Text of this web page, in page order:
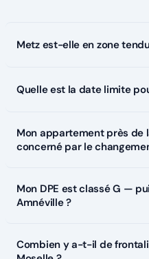
Metz est-elle en zone
Quelle est la date limite
Mon appartement près de
concerné par le
Mon DPE est classé G —
Amnéville ?
Combien y a-t-il de